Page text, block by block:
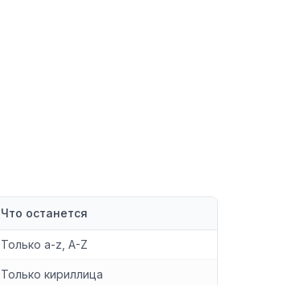
Что останется
Только a-z, A-Z
Только кириллица